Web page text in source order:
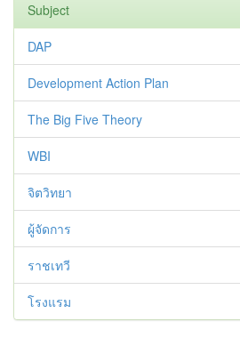
Subject
DAP
Development Action Plan
The Big Five Theory
WBI
จิตวิทยา
ผู้จัดการ
ราชเทวี
โรงแรม